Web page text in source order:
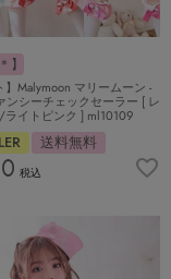
】
】Malymoon マリームーン -
ンシーチェックセーラー [ レ
イトピンク ] ml10109
送料無料
税込